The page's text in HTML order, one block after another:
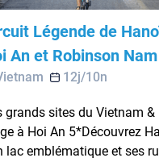
Légende de
An et Robinson
5* - Vols Flex
12j/10n
grands sites du Vietnam &
à Hoi An 5*Découvrez
lac emblématique et ses